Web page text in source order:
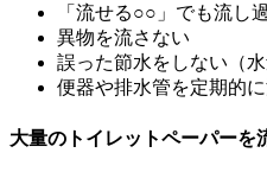
「流せる○○」でも流し
異物を流さない
誤った節水をしない（
便器や排水管を定期的
大量のトイレットペーパーを